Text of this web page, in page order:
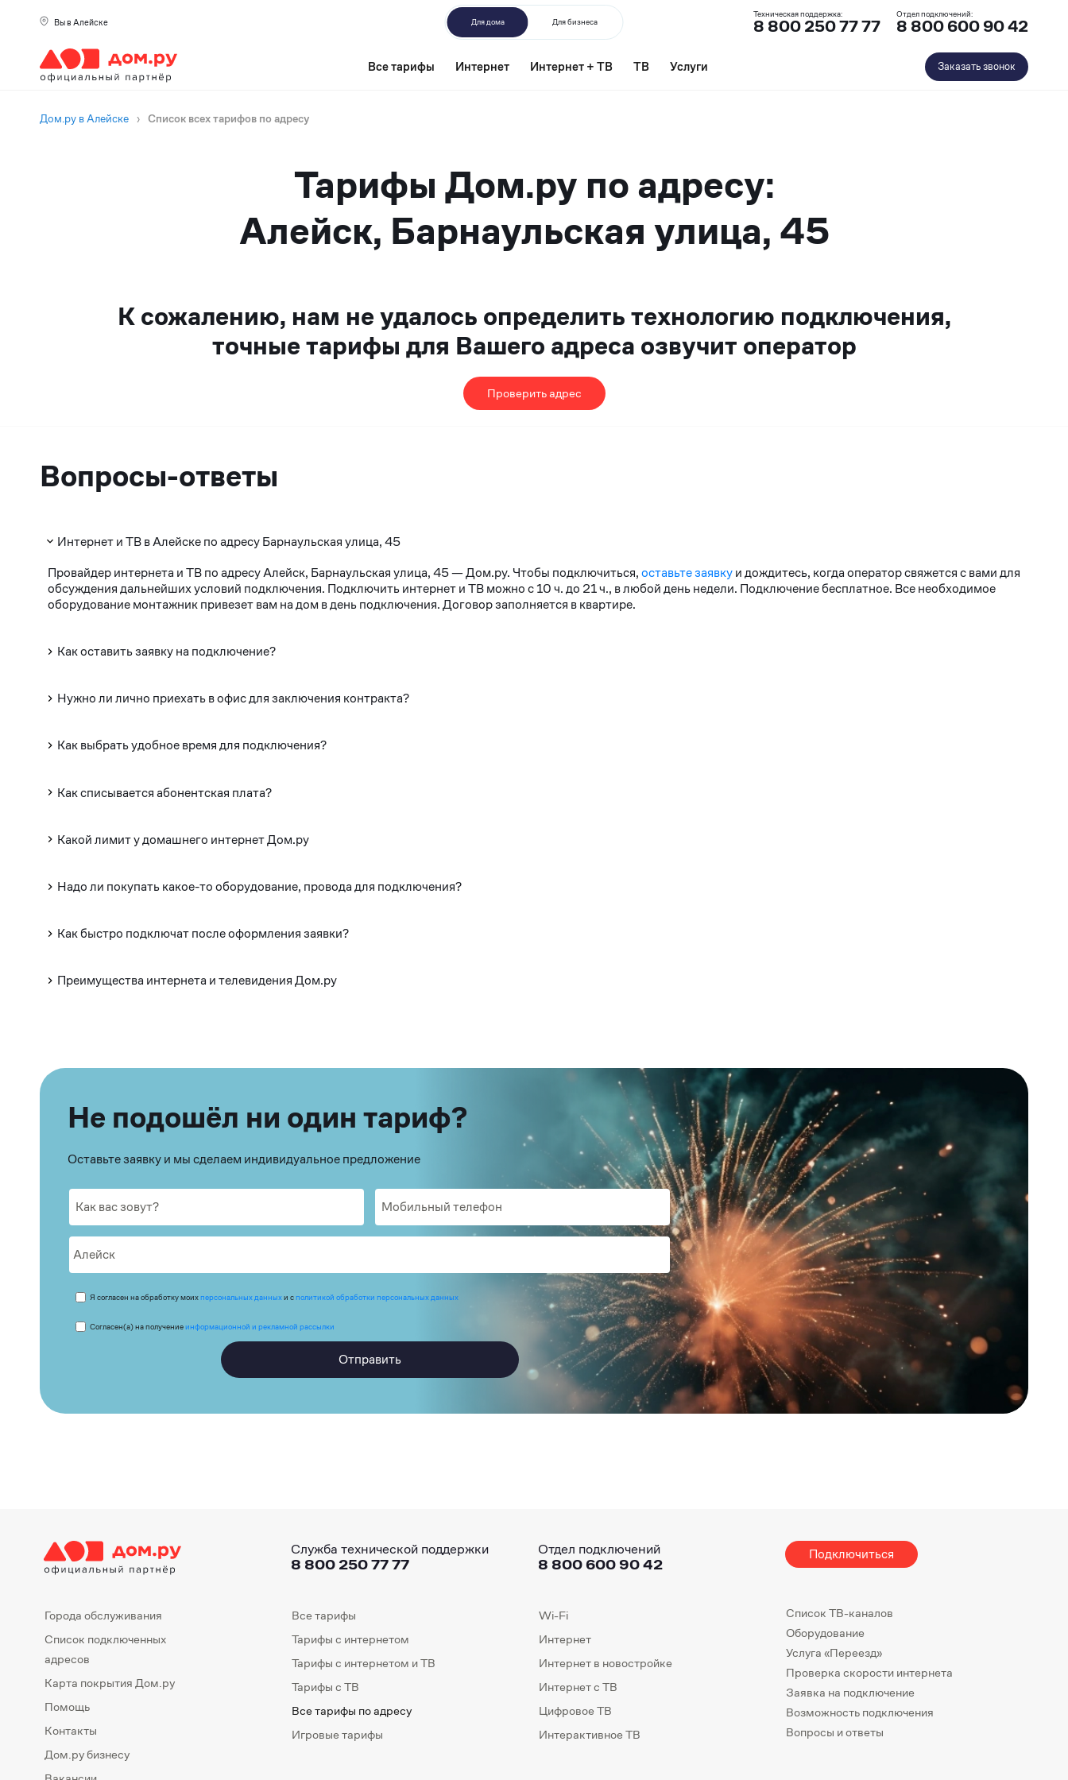
Вы в Алейске Для дома Для бизнеса
Техническая поддержка:
8 800 250 77 77
Отдел подключений:
8 800 600 90 42
Все тарифы Интернет Интернет + ТВ ТВ Услуги Заказать звонок
Дом.ру в Алейске › Список всех тарифов по адресу
Тарифы Дом.ру по адресу:
Алейск, Барнаульская улица, 45
К сожалению, нам не удалось определить технологию подключения,
точные тарифы для Вашего адреса озвучит оператор
Проверить адрес
Вопросы-ответы
Интернет и ТВ в Алейске по адресу Барнаульская улица, 45
Провайдер интернета и ТВ по адресу Алейск, Барнаульская улица, 45 — Дом.ру. Чтобы подключиться,оставьте заявкуи дождитесь, когда оператор свяжется с вами для
обсуждения дальнейших условий подключения. Подключить интернет и ТВ можно с 10 ч. до 21 ч., в любой день недели. Подключение бесплатное. Все необходимое
оборудование монтажник привезет вам на дом в день подключения. Договор заполняется в квартире.
Как оставить заявку на подключение?
Нужно ли лично приехать в офис для заключения контракта?
Как выбрать удобное время для подключения?
Как списывается абонентская плата?
Какой лимит у домашнего интернет Дом.ру
Надо ли покупать какое-то оборудование, провода для подключения?
Как быстро подключат после оформления заявки?
Преимущества интернета и телевидения Дом.ру
Не подошёл ни один тариф?
Оставьте заявку и мы сделаем индивидуальное предложение
Я согласен на обработку моихперсональных данныхи сполитикой обработки персональных данных
Согласен(а) на получениеинформационной и рекламной рассылки
Отправить
Служба технической поддержки
8 800 250 77 77
Отдел подключений
8 800 600 90 42
Подключиться
Города обслуживания
Список подключенных
адресов
Карта покрытия Дом.ру
Помощь
Контакты
Дом.ру бизнесу
Все тарифы
Тарифы с интернетом
Тарифы с интернетом и ТВ
Тарифы с ТВ
Все тарифы по адресу
Игровые тарифы
Wi-Fi
Интернет
Интернет в новостройке
Интернет с ТВ
Цифровое ТВ
Интерактивное ТВ
Список ТВ-каналов
Оборудование
Услуга «Переезд»
Проверка скорости интернета
Заявка на подключение
Возможность подключения
Вопросы и ответы